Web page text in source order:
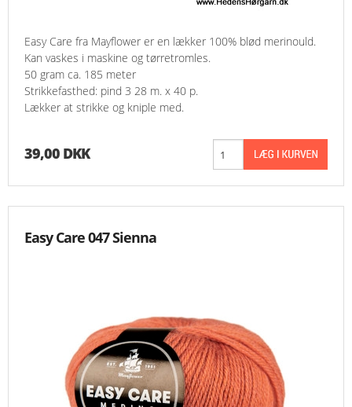
Easy Care fra Mayflower er en lækker 100% blød merinould.
Kan vaskes i maskine og tørretromles.
50 gram ca. 185 meter
Strikkefasthed: pind 3 28 m. x 40 p.
Lækker at strikke og kniple med.
39,00 DKK
Easy Care 047 Sienna